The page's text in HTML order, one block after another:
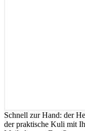
Schnell zur Hand: der
der praktische Kuli mit